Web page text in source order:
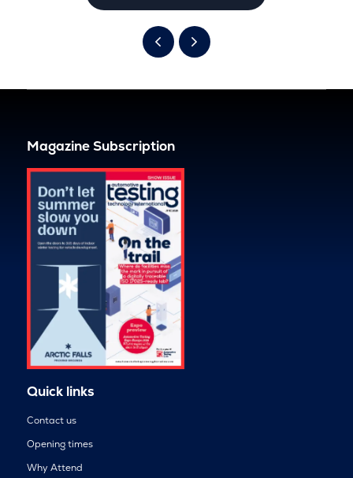
Magazine Subscription
Quick links
Contact us
Opening times
Why Attend